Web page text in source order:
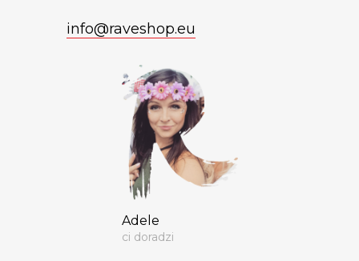
info@raveshop.eu
Adele
ci doradzi